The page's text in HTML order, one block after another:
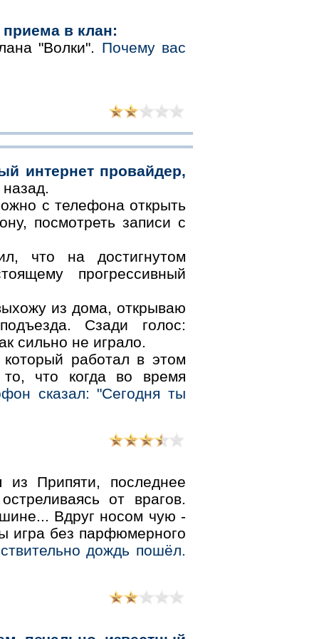
в клан:
"Волки". Почему вас
интернет провайдер,
с телефона открыть
посмотреть записи с
что на достигнутом
прогрессивный
из дома, открываю
Сзади голос:
сильно не играло.
работал в этом
что когда во время
сказал: "Сегодня ты
из Припяти, последнее
от врагов.
Вдруг носом чую -
игра без парфюмерного
дождь пошёл.